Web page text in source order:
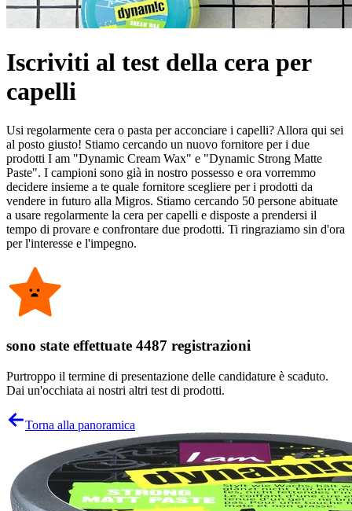
Iscriviti al test della cera per
capelli
Usi regolarmente cera o pasta per acconciare i capelli? Allora qui sei
al posto giusto! Stiamo cercando un nuovo fornitore per i due
prodotti I am "Dynamic Cream Wax" e "Dynamic Strong Matte
Paste". I campioni sono già in nostro possesso e ora vorremmo
decidere insieme a te quale fornitore scegliere per i prodotti da
vendere in futuro alla Migros. Stiamo cercando 50 persone abituate
a usare regolarmente la cera per capelli e disposte a prendersi il
tempo di provare e confrontare due prodotti. Ti ringraziamo sin d'ora
per l'interesse e l'impegno.
sono state effettuate 4487 registrazioni
Purtroppo il termine di presentazione delle candidature è scaduto.
Dai un'occhiata ai nostri altri test di prodotti.
Torna alla panoramica